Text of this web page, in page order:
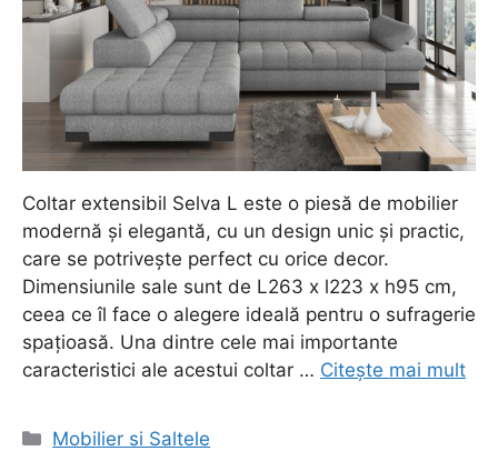
Coltar extensibil Selva L este o piesă de mobilier
modernă și elegantă, cu un design unic și practic,
care se potrivește perfect cu orice decor.
Dimensiunile sale sunt de L263 x l223 x h95 cm,
ceea ce îl face o alegere ideală pentru o sufragerie
spațioasă. Una dintre cele mai importante
caracteristici ale acestui coltar … Citește mai mult
Categorii
Mobilier si Saltele